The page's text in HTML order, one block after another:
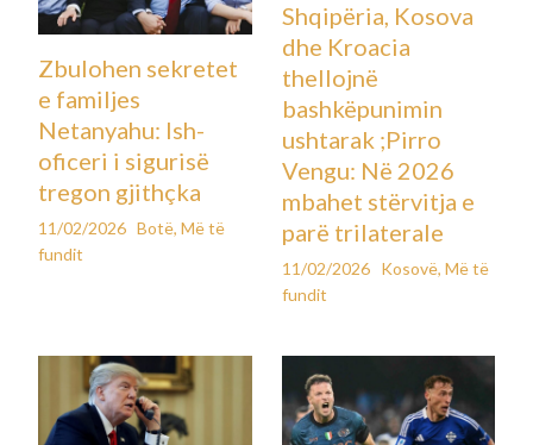
Zbulohen sekretet
e familjes
Netanyahu: Ish-
oficeri i sigurisë
tregon gjithçka
11/02/2026 Botë,Më të
fundit
Shqipëria, Kosova
dhe Kroacia
thellojnë
bashkëpunimin
ushtarak ;Pirro
Vengu: Në 2026
mbahet stërvitja e
parë trilaterale
11/02/2026 Kosovë, Më të
fundit